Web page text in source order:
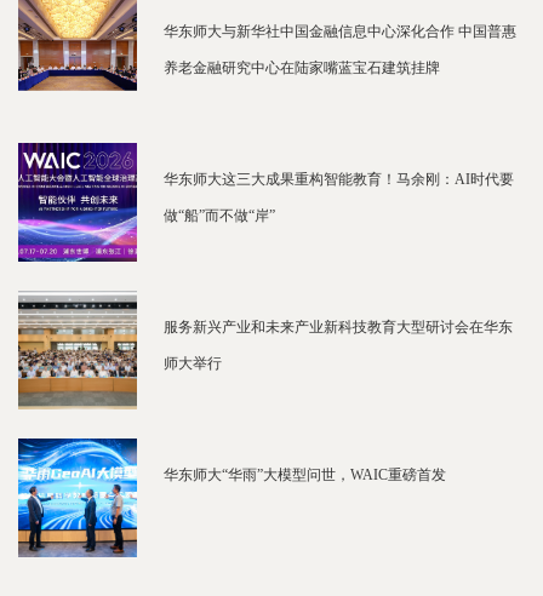
华东师大与新华社中国金融信息中心深化合作 中国普惠
养老金融研究中心在陆家嘴蓝宝石建筑挂牌
华东师大这三大成果重构智能教育！马余刚：AI时代要
做“船”而不做“岸”
服务新兴产业和未来产业新科技教育大型研讨会在华东
师大举行
华东师大“华雨”大模型问世，WAIC重磅首发